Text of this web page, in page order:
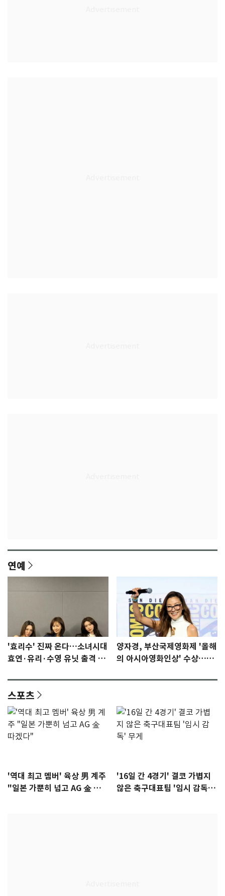
연예
'효리수' 진짜 온다…소녀시대
효연·유리·수영 유닛 출격 [N
양자경, 부산국제영화제 '올해
의 아시아영화인상' 수상…15
스포츠
'역대 최고 멤버' 육상 男 계주
"일본 가뿐히 넘고 AG 金 따겠
'16일 간 4경기' 결코 가볍지
않은 축구대표팀 '임시 감독'